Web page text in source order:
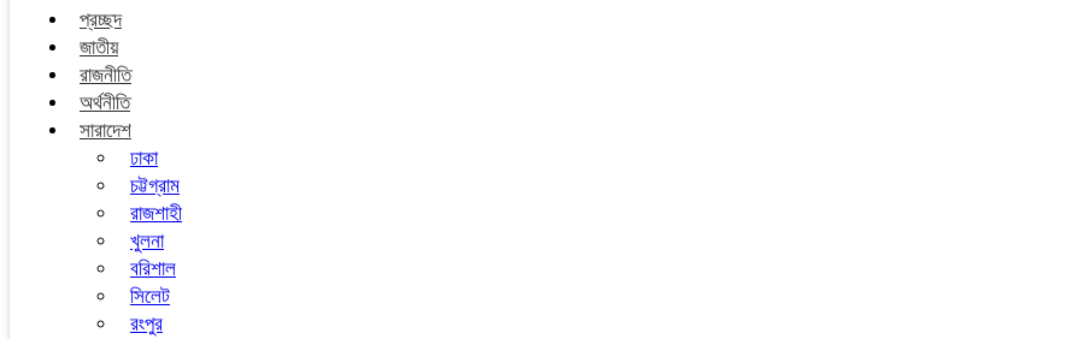
প্রচ্ছদ
জাতীয়
রাজনীতি
অর্থনীতি
সারাদেশ
ঢাকা
চট্টগ্রাম
রাজশাহী
খুলনা
বরিশাল
সিলেট
রংপুর